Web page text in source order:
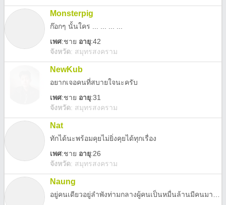
Monsterpig
ก๊อกๆ นั้นใคร ... ... ... ...
เพศ:ชาย อายุ:42
จังหวัด: สมุทรสงคราม
NewKub
อยากเจอคนที่สบายใจนะครับ
เพศ:ชาย อายุ:31
จังหวัด: สมุทรสงคราม
Nat
ทักได้นะพร้อมคุยไม่ยิ่งคุยได้ทุกเรื่อง
เพศ:ชาย อายุ:26
จังหวัด: สมุทรสงคราม
Naung